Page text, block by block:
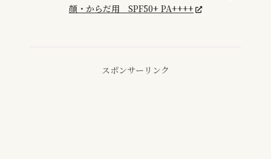
顔・からだ用 SPF50+ PA++++
スポンサーリンク